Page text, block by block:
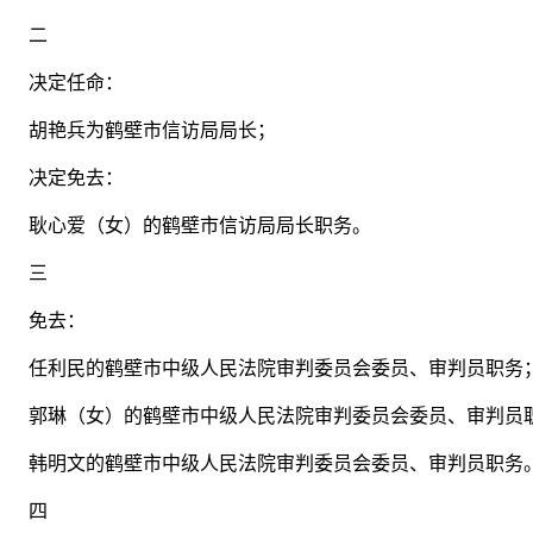
二
决定任命：
胡艳兵为鹤壁市信访局局长；
决定免去：
耿心爱（女）的鹤壁市信访局局长职务。
三
免去：
任利民的鹤壁市中级人民法院审判委员会委员、审判员职务；
郭琳（女）的鹤壁市中级人民法院审判委员会委员、审判员
韩明文的鹤壁市中级人民法院审判委员会委员、审判员职务。
四